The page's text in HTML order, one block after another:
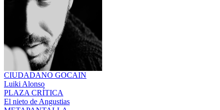
CIUDADANO GOCAIN
Luiki Alonso
PLAZA CRÍTICA
El nieto de Angustias